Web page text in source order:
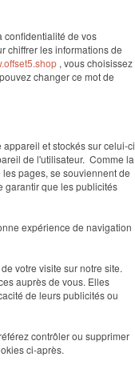
confidentialité de vos
chiffrer les informations de
, vous choisissez
changer ce mot de
et stockés sur celui-ci
de l'utilisateur. Comme la
pages, se souviennent de
garantir que les publicités
expérience de navigation
votre visite sur notre site.
auprès de vous. Elles
de leurs publicités ou
contrôler ou supprimer
ci-après.